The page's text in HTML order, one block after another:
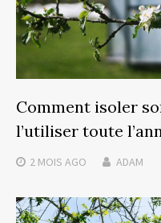
Comment isoler
l’utiliser toute
2 MOIS AGO ADAM